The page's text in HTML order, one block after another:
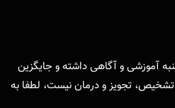
آموزشی و آگاهی داشته و جایگزین
تجویز و درمان نیست، لطفا به